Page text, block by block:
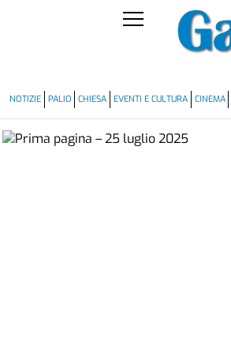
NOTIZIE PALIO CHIESA EVENTI E CULTURA CINEMA